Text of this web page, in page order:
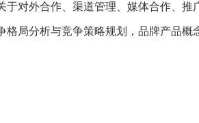
于对外合作、渠道管理、媒体合作、推
格局分析与竞争策略规划 ，品牌产品概